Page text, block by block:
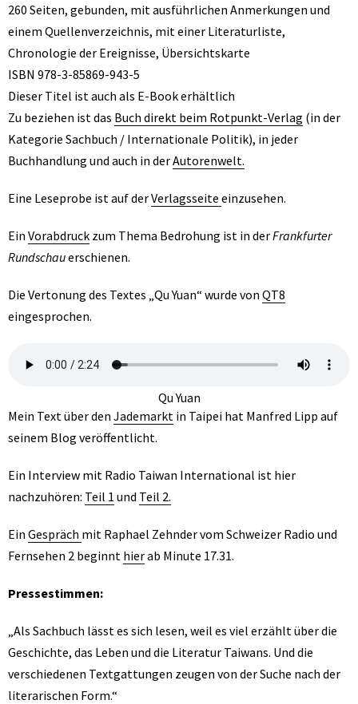
260 Seiten, gebunden, mit ausführlichen Anmerkungen und
einem Quellenverzeichnis, mit einer Literaturliste,
Chronologie der Ereignisse, Übersichtskarte
ISBN 978-3-85869-943-5
Dieser Titel ist auch als E-Book erhältlich
Zu beziehen ist das Buch direkt beim Rotpunkt-Verlag (in der
Kategorie Sachbuch / Internationale Politik), in jeder
Buchhandlung und auch in derAutorenwelt.
Eine Leseprobe ist auf derVerlagsseite einzusehen.
Ein Vorabdruck zum Thema Bedrohung ist in derFrankfurter
Rundschauerschienen.
Die Vertonung des Textes „Qu Yuan“ wurde von QT8
eingesprochen.
Qu Yuan
Mein Text über den Jademarkt in Taipei hat Manfred Lipp auf
seinem Blog veröffentlicht.
Ein Interview mit Radio Taiwan International ist hier
nachzuhören: Teil 1 und Teil 2.
Ein Gespräch mit Raphael Zehnder vom Schweizer Radio und
Fernsehen 2 beginnt hierab Minute 17.31.
Pressestimmen:
„Als Sachbuch lässt es sich lesen, weil es viel erzählt über die
Geschichte, das Leben und die Literatur Taiwans. Und die
verschiedenen Textgattungen zeugen von der Suche nach der
literarischen Form.“